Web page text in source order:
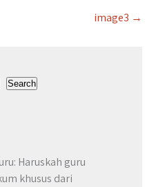
image3 →
Search
Haruskah guru
khusus dari